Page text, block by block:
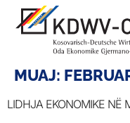
MUAJ:
LIDHJA EKONOMIKE NË